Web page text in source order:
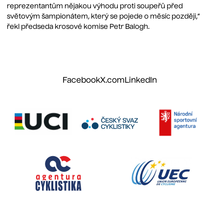
reprezentantům nějakou výhodu proti soupeřů před
světovým šampionátem, který se pojede o měsíc později,“
řekl předseda krosové komise Petr Balogh.
FacebookX.comLinkedIn